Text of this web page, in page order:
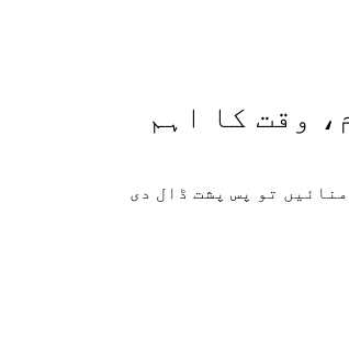
وقت کا اہم
تو پس پشت ڈال دی